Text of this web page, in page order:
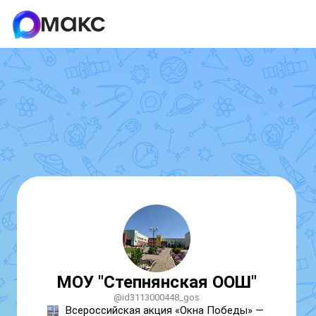
МОУ "Степнянская ООШ"
@id3113000448_gos
Всероссийская акция «Окна Победы» —